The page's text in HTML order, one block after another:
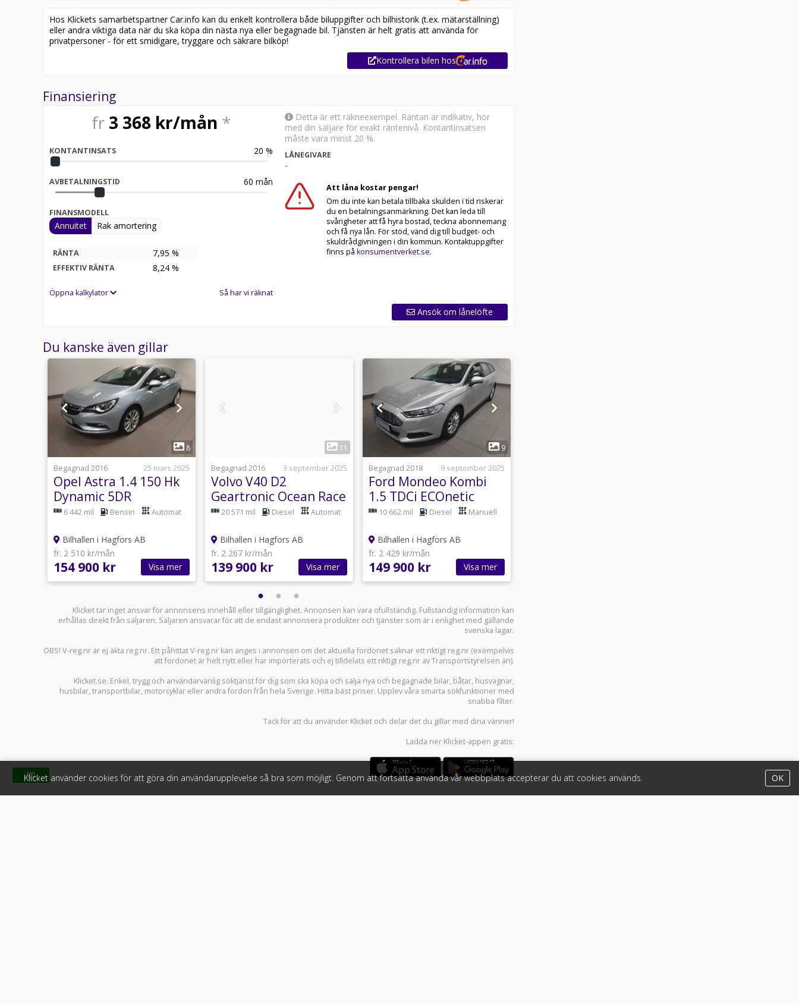
Hos Klickets samarbetspartner Car.info kan du enkelt kontrollera både biluppgifter och bilhistorik (t.ex. mätarställning)
eller andra viktiga data när du ska köpa din nästa nya eller begagnade bil. Tjänsten är helt gratis att använda för
privatpersoner - för ett smidigare, tryggare och säkrare bilköp!
Kontrollera bilen hos
Finansiering
fr 3 368kr/mån *
KONTANTINSATS 20 %
AVBETALNINGSTID 60 mån
FINANSMODELL
Annuitet Rak amortering
RÄNTA 7,95 %
EFFEKTIV RÄNTA 8,24 %
Öppna kalkylator Så har vi räknat
Detta är ett räkneexempel. Räntan är indikativ, hör
med din säljare för exakt räntenivå. Kontantinsatsen
måste vara minst 20 %.
LÅNEGIVARE
-
Att låna kostar pengar!
Om du inte kan betala tillbaka skulden i tid riskerar
du en betalningsanmärkning. Det kan leda till
svårigheter att få hyra bostad, teckna abonnemang
och få nya lån. För stöd, vänd dig till budget- och
skuldrådgivningen i din kommun. Kontaktuppgifter
finns på konsumentverket.se.
Ansök om lånelöfte
Du kanske även gillar
1
8
Begagnad 2016
25 mars 2025
Opel Astra 1.4 150 Hk
Dynamic 5DR
6 442 mil Bensin Automat
Bilhallen i Hagfors AB
fr. 2 510 kr/mån
154 900 kr Visa mer
11
Begagnad 2016
3 september 2025
Volvo V40 D2
Geartronic Ocean Race
Panoramtak Värmare
20 571 mil Diesel Automat
Bilhallen i Hagfors AB
fr. 2 267 kr/mån
139 900 kr Visa mer
1
9
Begagnad 2018
9 september 2025
Ford Mondeo Kombi
1.5 TDCi ECOnetic
Trend
10 662 mil Diesel Manuell
Bilhallen i Hagfors AB
fr. 2 429 kr/mån
149 900 kr Visa mer
Klicket tar inget ansvar för annonsens innehåll eller tillgänglighet. Annonsen kan vara ofullständig. Fullständig information kan
erhållas direkt från säljaren. Säljaren ansvarar för att de endast annonsera produkter och tjänster som är i enlighet med gällande
svenska lagar.
OBS! V-reg.nr är ej äkta reg.nr. Ett påhittat V-reg.nr kan anges i annonsen om det aktuella fordonet saknar ett riktigt reg.nr (exempelvis
att fordonet är helt nytt eller har importerats och ej tilldelats ett riktigt reg.nr av Transportstyrelsen än).
Klicket.se: Enkel, trygg och användarvänlig söktjänst för dig som ska köpa och sälja nya och begagnade bilar, båtar, husvagnar,
husbilar,transportbilar, motorcyklar eller andra fordon från hela Sverige. Hitta bäst priser. Upplev våra smarta sökfunktioner med
snabba filter.
Tack för att du använder Klicket och delar det du gillar med dina vänner!
Ladda ner Klicket-appen gratis:
Klicket använder cookies för att göra din användarupplevelse så bra som möjligt. Genom att fortsätta använda vår webbplats accepterar du att cookies används. OK